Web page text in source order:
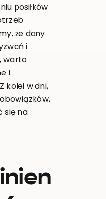
posiłków
że dany
i
warto
i
kolei w dni,
się na